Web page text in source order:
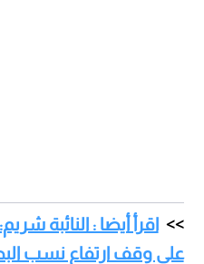
اقرأ أيضا : النائبة
على وقف ارتفاع نسب